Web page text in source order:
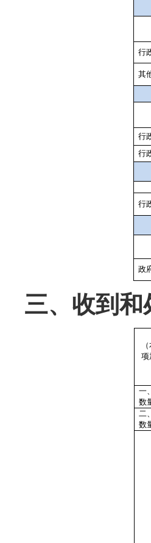
行
其
行
行
行
政
三、收到
项
一
数
二
数